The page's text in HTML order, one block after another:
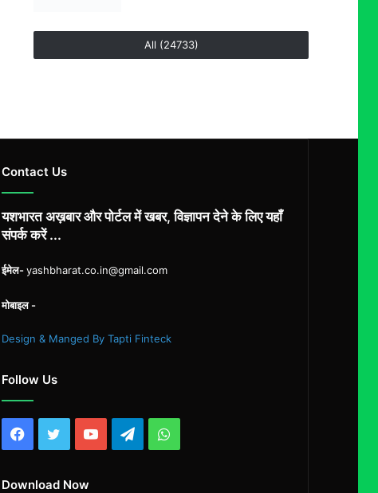
All (24733)
Contact Us
यशभारत अख़बार और पोर्टल में खबर, विज्ञापन देने के लिए यहाँ
संपर्क करें ...
ईमेल-yashbharat.co.in@gmail.com
मोबाइल -
Design & Manged By Tapti Finteck
Follow Us
Facebook
TwitterYouTubeTelegramWhatsApp
Download Now